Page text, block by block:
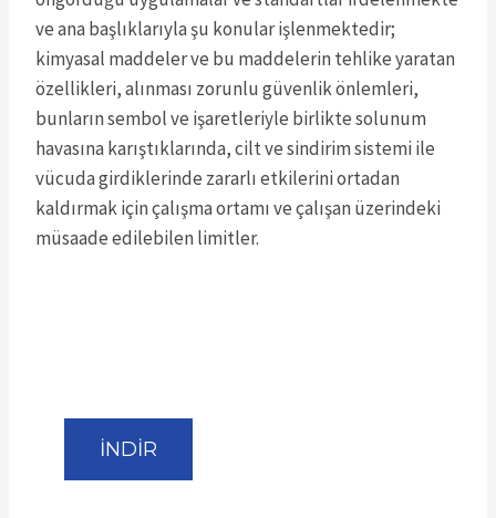
ve ana başlıklarıyla şu konular işlenmektedir;
kimyasal maddeler ve bu maddelerin tehlike yaratan
özellikleri, alınması zorunlu güvenlik önlemleri,
bunların sembol ve işaretleriyle birlikte solunum
havasına karıştıklarında, cilt ve sindirim sistemi ile
vücuda girdiklerinde zararlı etkilerini ortadan
kaldırmak için çalışma ortamı ve çalışan üzerindeki
müsaade edilebilen limitler.
İNDİR